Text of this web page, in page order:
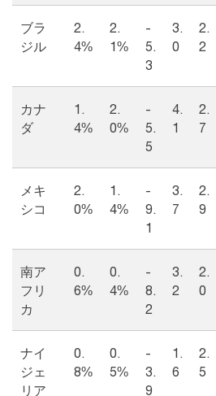
ブラ
ジル
2.
4%
2.
1%
-
5.
3
3.
0
2.
2
カナ
ダ
1.
4%
2.
0%
-
5.
5
4.
1
2.
7
メキ
シコ
2.
0%
1.
4%
-
9.
1
3.
7
2.
9
南ア
フリ
カ
0.
6%
0.
4%
-
8.
2
3.
2
2.
0
ナイ
ジェ
リア
0.
8%
0.
5%
-
3.
9
1.
6
2.
5